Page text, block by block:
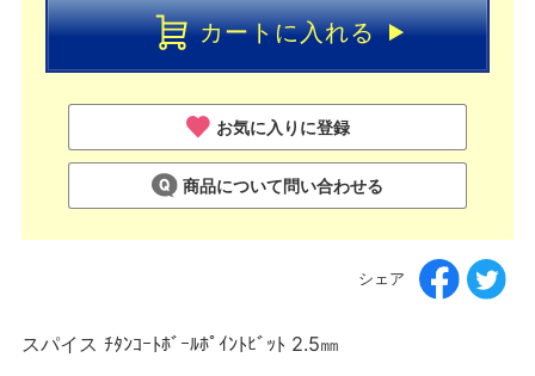
カートに入れる
お気に入りに登録
商品について問い合わせる
シェア
スパイス ﾁﾀﾝｺｰﾄﾎﾞｰﾙﾎﾟｲﾝﾄﾋﾞｯﾄ 2.5㎜